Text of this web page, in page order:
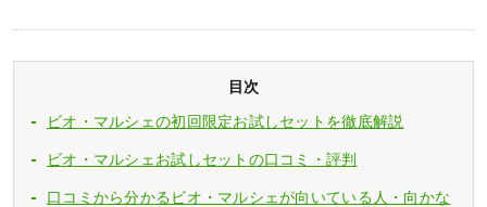
目次
ビオ・マルシェの初回限定お試しセットを徹底解説
ビオ・マルシェお試しセットの口コミ・評判
口コミから分かるビオ・マルシェが向いている人・向かな